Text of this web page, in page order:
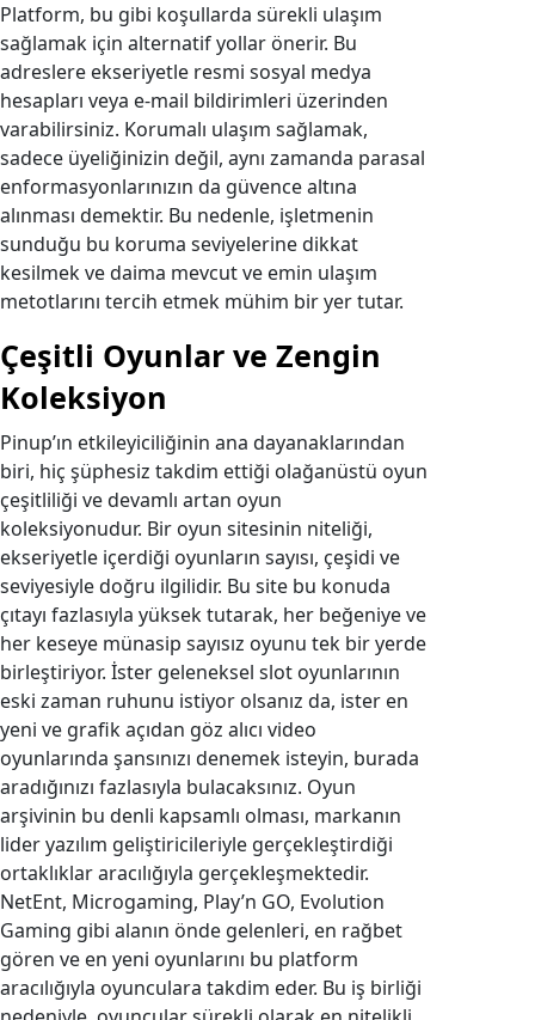
Platform, bu gibi koşullarda sürekli ulaşım
sağlamak için alternatif yollar önerir. Bu
adreslere ekseriyetle resmi sosyal medya
hesapları veya e-mail bildirimleri üzerinden
varabilirsiniz. Korumalı ulaşım sağlamak,
sadece üyeliğinizin değil, aynı zamanda parasal
enformasyonlarınızın da güvence altına
alınması demektir. Bu nedenle, işletmenin
sunduğu bu koruma seviyelerine dikkat
kesilmek ve daima mevcut ve emin ulaşım
metotlarını tercih etmek mühim bir yer tutar.
Çeşitli Oyunlar ve Zengin
Koleksiyon
Pinup’ın etkileyiciliğinin ana dayanaklarından
biri, hiç şüphesiz takdim ettiği olağanüstü oyun
çeşitliliği ve devamlı artan oyun
koleksiyonudur. Bir oyun sitesinin niteliği,
ekseriyetle içerdiği oyunların sayısı, çeşidi ve
seviyesiyle doğru ilgilidir. Bu site bu konuda
çıtayı fazlasıyla yüksek tutarak, her beğeniye ve
her keseye münasip sayısız oyunu tek bir yerde
birleştiriyor. İster geleneksel slot oyunlarının
eski zaman ruhunu istiyor olsanız da, ister en
yeni ve grafik açıdan göz alıcı video
oyunlarında şansınızı denemek isteyin, burada
aradığınızı fazlasıyla bulacaksınız. Oyun
arşivinin bu denli kapsamlı olması, markanın
lider yazılım geliştiricileriyle gerçekleştirdiği
ortaklıklar aracılığıyla gerçekleşmektedir.
NetEnt, Microgaming, Play’n GO, Evolution
Gaming gibi alanın önde gelenleri, en rağbet
gören ve en yeni oyunlarını bu platform
aracılığıyla oyunculara takdim eder. Bu iş birliği